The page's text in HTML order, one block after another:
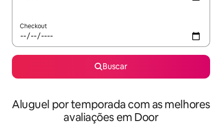
Checkout
Buscar
Aluguel por temporada com as melhores
avaliações em Door